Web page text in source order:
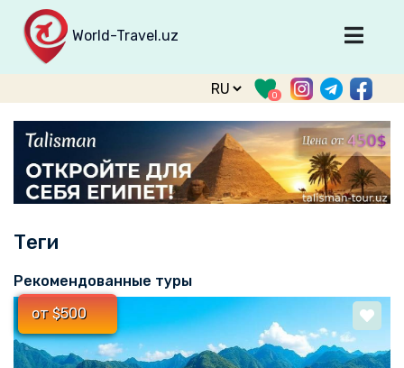
World-Travel.uz
Главная
Направления
Туры
Тур. фирмы
Войти
Зарегистрироваться
0
Теги
Рекомендованные туры
от $500